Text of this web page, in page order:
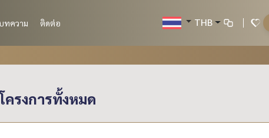
ทความ ติดต่อ THB
โครงการทั้งหมด